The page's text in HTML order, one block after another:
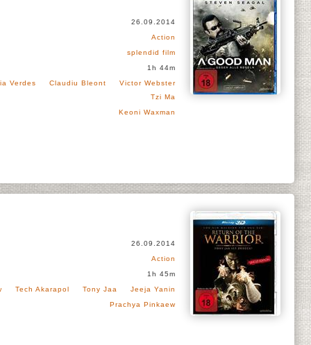
26.09.2014
Action
splendid film
1h 44m
Verdes
Claudiu Bleont
Victor Webster
Tzi Ma
Keoni Waxman
26.09.2014
Action
1h 45m
Tech Akarapol Tony Jaa
Jeeja Yanin
Prachya Pinkaew